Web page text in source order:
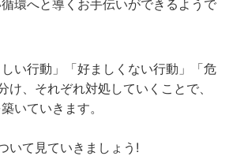
環へと導くお手伝いができるようで
い行動」「好ましくない行動」「危
け、それぞれ対処していくことで、
いていきます。
いて見ていきましょう!